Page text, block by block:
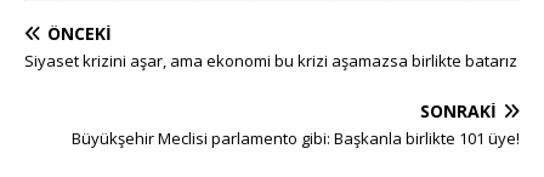
ÖNCEKI
Siyaset krizini aşar, ama ekonomi bu krizi aşamazsa birlikte batarız
SONRAKI
Büyükşehir Meclisi parlamento gibi: Başkanla birlikte 101 üye!